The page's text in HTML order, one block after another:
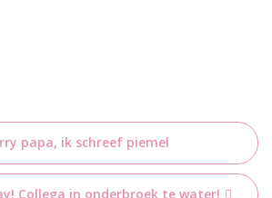
papa, ik schreef piemel
Collega in onderbroek te water!